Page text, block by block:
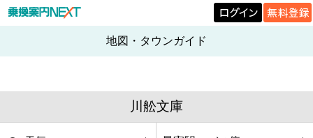
地図・タウンガイド
川舩文庫